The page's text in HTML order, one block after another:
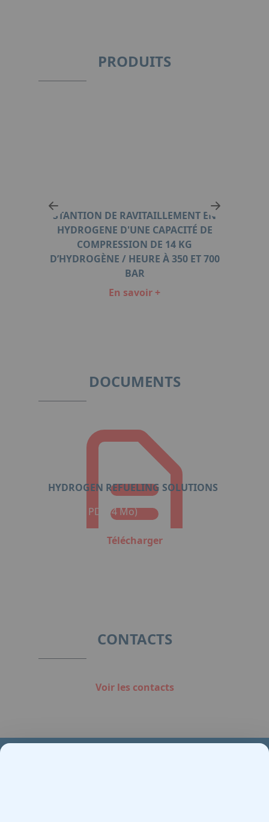
PRODUITS
STANTION DE RAVITAILLEMENT EN
HYDROGENE D'UNE CAPACITÉ DE
COMPRESSION DE 14 KG
D’HYDROGÈNE / HEURE À 350 ET 700
BAR
En savoir +
DOCUMENTS
HYDROGEN REFUELING SOLUTIONS
Format : PDF (4 Mo)
Télécharger
CONTACTS
Voir les contacts